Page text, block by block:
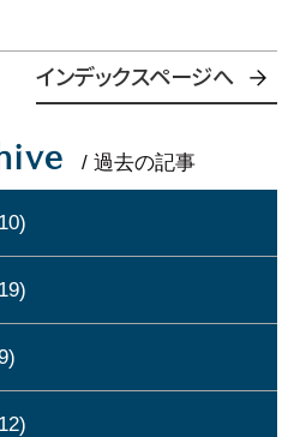
インデックスページへ
/ 過去の記事